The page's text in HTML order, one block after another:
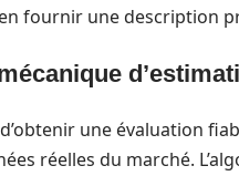
fournir une description
une évaluation
réelles du marché.